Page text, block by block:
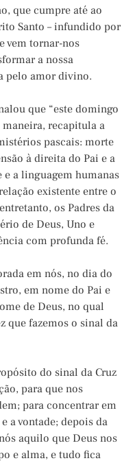
que cumpre até ao
Santo – infundido por
vem tornar-nos
a nossa
pelo amor divino.
que “este domingo
maneira, recapitula a
pascais: morte
à direita do Pai e a
e a linguagem humanas
existente entre o
os Padres da
de Deus, Uno e
com profunda fé.
em nós, no dia do
em nome do Pai e
de Deus, no qual
que fazemos o sinal da
do sinal da Cruz
para que nos
para concentrar em
a vontade; depois da
aquilo que Deus nos
e alma, e tudo fica